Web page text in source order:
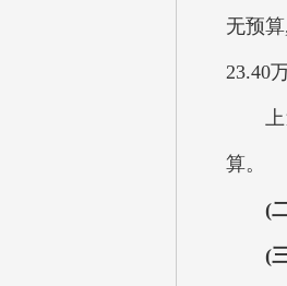
无预
23.40
上述
算。
(
(三